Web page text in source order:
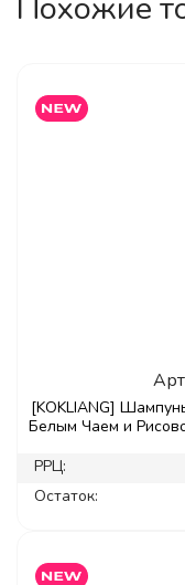
[KOKLIANG]
Белым Чаем и
РРЦ:
Остаток: